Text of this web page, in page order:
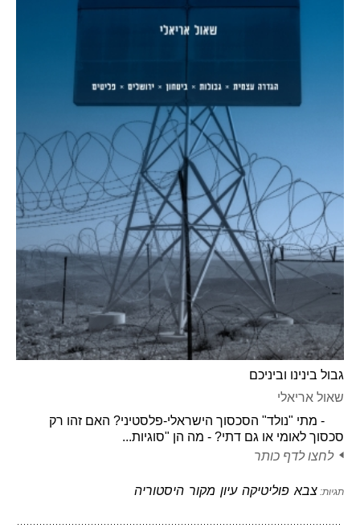
גבול בינינו וביניכם
שאול אריאלי
- מתי "נולד" הסכסוך הישראלי-פלסטיני? האם זהו רק
סכסוך לאומי או גם דתי? - מה הן "סוגיות...
לחצו לדף כותר
תגיות: צבא פוליטיקה עיון מקור היסטוריה